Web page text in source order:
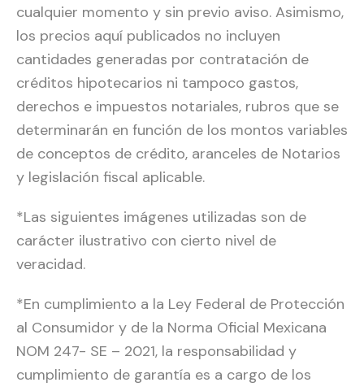
cualquier momento y sin previo aviso. Asimismo,
los precios aquí publicados no incluyen
cantidades generadas por contratación de
créditos hipotecarios ni tampoco gastos,
derechos e impuestos notariales, rubros que se
determinarán en función de los montos variables
de conceptos de crédito, aranceles de Notarios
y legislación fiscal aplicable.
*Las siguientes imágenes utilizadas son de
carácter ilustrativo con cierto nivel de
veracidad.
*En cumplimiento a la Ley Federal de Protección
al Consumidor y de la Norma Oficial Mexicana
NOM 247- SE – 2021, la responsabilidad y
cumplimiento de garantía es a cargo de los